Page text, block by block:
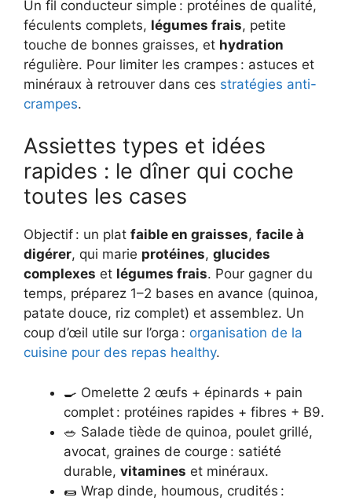
Un fil conducteur simple : protéines de qualité,
féculents complets, légumes frais, petite
touche de bonnes graisses, et hydration
régulière. Pour limiter les crampes : astuces et
minéraux à retrouver dans ces stratégies anti-
crampes.
Assiettes types et idées
rapides : le dîner qui coche
toutes les cases
Objectif : un plat faible en graisses, facile à
digérer, qui marie protéines, glucides
complexes et légumes frais. Pour gagner du
temps, préparez 1–2 bases en avance (quinoa,
patate douce, riz complet) et assemblez. Un
coup d’œil utile sur l’orga : organisation de la
cuisine pour des repas healthy.
🍳 Omelette 2 œufs + épinards + pain
complet : protéines rapides + fibres + B9.
🥗 Salade tiède de quinoa, poulet grillé,
avocat, graines de courge : satiété
durable, vitamines et minéraux.
🌯 Wrap dinde, houmous, crudités :